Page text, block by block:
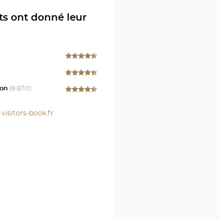
ont donné leur
(8.8/10)
visitors-book.fr